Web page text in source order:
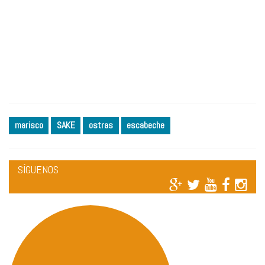
marisco SAKE ostras escabeche
SÍGUENOS